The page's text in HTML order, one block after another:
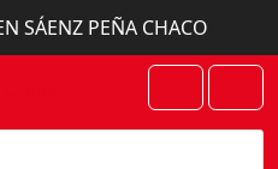
SÁENZ PEÑA CHACO
Account
Cart